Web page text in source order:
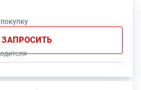
ЗАПРОСИТЬ